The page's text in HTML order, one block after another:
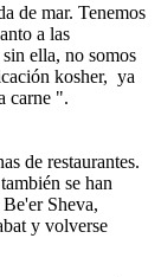
de mar. Tenemos
a las
ella, no somos
kosher, ya
carne ".
de restaurantes.
se han
Sheva,
y volverse